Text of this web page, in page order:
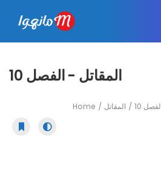
المقاتل - الفصل 10
Home المقاتل 10